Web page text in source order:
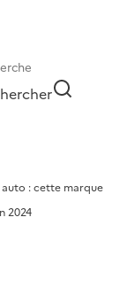
auto : cette marque
2024